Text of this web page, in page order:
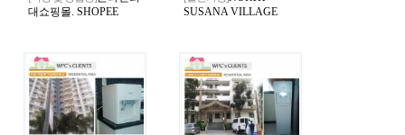
대쇼핑몰. SHOPEE
SUSANA VILLAGE